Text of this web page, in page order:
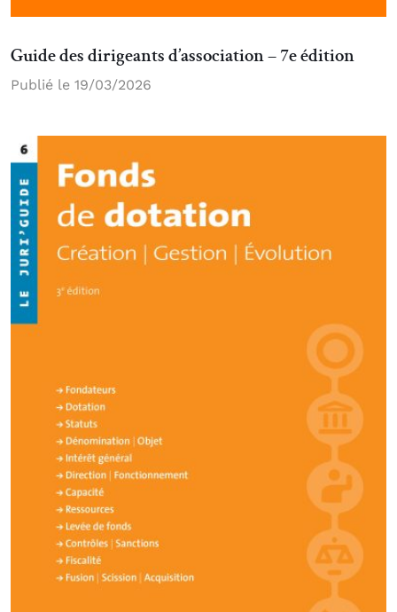
Guide des dirigeants d’association – 7e édition
Publié le 19/03/2026